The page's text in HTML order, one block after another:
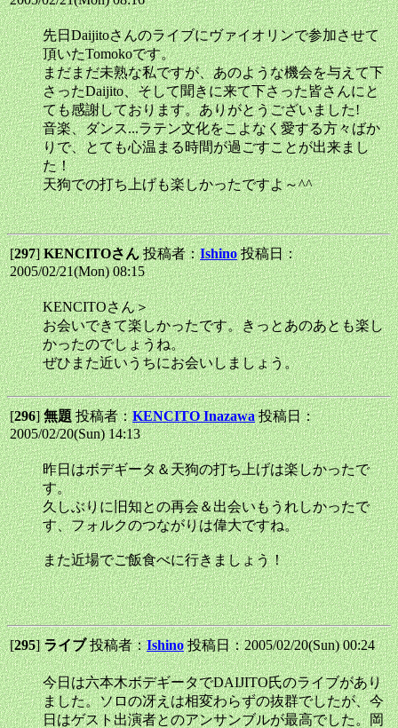
先日Daijitoさんのライブにヴァイオリンで参加させて
頂いたTomokoです。
まだまだ未熟な私ですが、あのような機会を与えて下
さったDaijito、そして聞きに来て下さった皆さんにと
ても感謝しております。ありがとうございました!
音楽、ダンス...ラテン文化をこよなく愛する方々ばか
りで、とても心温まる時間が過ごすことが出来まし
た！
天狗での打ち上げも楽しかったですよ～^^
[297]KENCITOさん投稿者：Ishino 投稿日：
2005/02/21(Mon) 08:15
KENCITOさん＞
お会いできて楽しかったです。きっとあのあとも楽し
かったのでしょうね。
ぜひまた近いうちにお会いしましょう。
[296]無題投稿者：KENCITO Inazawa 投稿日：
2005/02/20(Sun) 14:13
昨日はボデギータ＆天狗の打ち上げは楽しかったで
す。
久しぶりに旧知との再会＆出会いもうれしかったで
す、フォルクのつながりは偉大ですね。
また近場でご飯食べに行きましょう！
[295]ライブ投稿者：Ishino 投稿日：2005/02/20(Sun) 00:24
今日は六本木ボデギータでDAIJITO氏のライブがあり
ました。ソロの冴えは相変わらずの抜群でしたが、今
日はゲスト出演者とのアンサンブルが最高でした。岡